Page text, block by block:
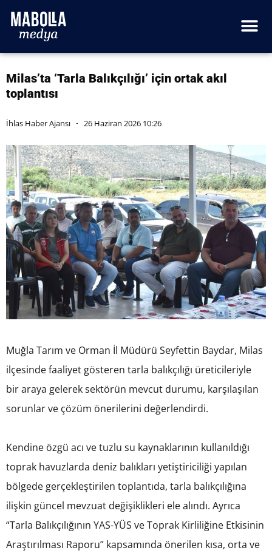
Milas’ta ‘Tarla Balıkçılığı’ için ortak akıl
toplantısı
İhlas Haber Ajansı 26 Haziran 2026 10:26
Muğla Tarım ve Orman İl Müdürü Seyfettin Baydar, Milas
ilçesinde faaliyet gösteren tarla balıkçılığı üreticileriyle
bir araya gelerek sektörün mevcut durumu, karşılaşılan
sorunlar ve çözüm önerilerini değerlendirdi.
Kendine özgü acı ve tuzlu su kaynaklarının kullanıldığı
toprak havuzlarda deniz balıkları yetiştiriciliği yapılan
bölgede gerçekleştirilen toplantıda, tarla balıkçılığına
ilişkin güncel mevzuat değişiklikleri ele alındı. Ayrıca
“Tarla Balıkçılığının YAS-YÜS ve Toprak Kirliliğine Etkisinin
Araştırılması Raporu” kapsamında önerilen kısa, orta ve